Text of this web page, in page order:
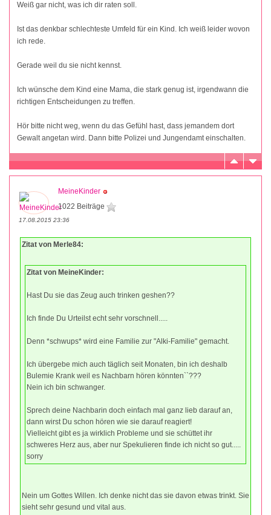
Weiß gar nicht, was ich dir raten soll.
Ist das denkbar schlechteste Umfeld für ein Kind. Ich weiß leider wovon
ich rede.
Gerade weil du sie nicht kennst.
Ich wünsche dem Kind eine Mama, die stark genug ist, irgendwann die
richtigen Entscheidungen zu treffen.
Hör bitte nicht weg, wenn du das Gefühl hast, dass jemandem dort
Gewalt angetan wird. Dann bitte Polizei und Jungendamt einschalten.
MeineKinder
1022 Beiträge
17.08.2015 23:36
Zitat von Merle84:
Zitat von MeineKinder:
Hast Du sie das Zeug auch trinken geshen??
Ich finde Du Urteilst echt sehr vorschnell.....
Denn *schwups* wird eine Familie zur "Alki-Familie" gemacht.
Ich übergebe mich auch täglich seit Monaten, bin ich deshalb
Bulemie Krank weil es Nachbarn hören könnten``???
Nein ich bin schwanger.
Sprech deine Nachbarin doch einfach mal ganz lieb darauf an,
dann wirst Du schon hören wie sie darauf reagiert!
Vielleicht gibt es ja wirklich Probleme und sie schüttet ihr
schweres Herz aus, aber nur Spekulieren finde ich nicht so gut.....
sorry
Nein um Gottes Willen. Ich denke nicht das sie davon etwas trinkt. Sie
sieht sehr gesund und vital aus.